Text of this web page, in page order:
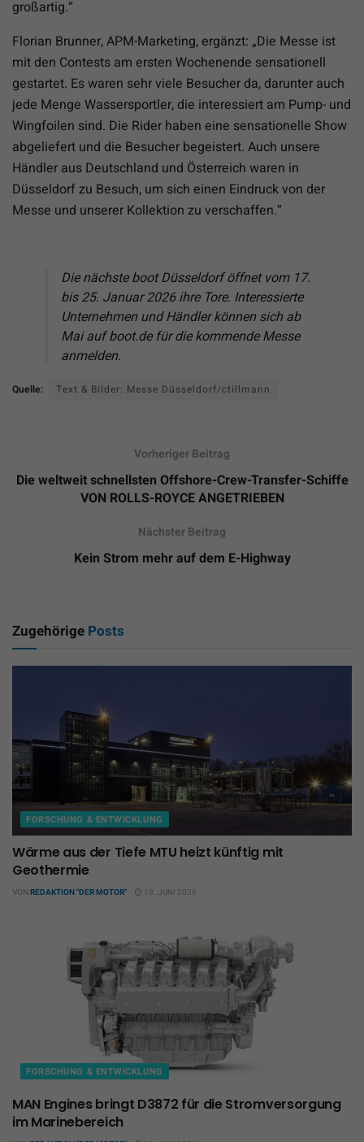
großartig.“
Florian Brunner, APM-Marketing, ergänzt: „Die Messe ist
mit den Contests am ersten Wochenende sensationell
gestartet. Es waren sehr viele Besucher da, darunter auch
jede Menge Wassersportler, die interessiert am Pump- und
Wingfoilen sind. Die Rider haben eine sensationelle Show
abgeliefert und die Besucher begeistert. Auch unsere
Händler aus Deutschland und Österreich waren in
Düsseldorf zu Besuch, um sich einen Eindruck von der
Messe und unserer Kollektion zu verschaffen.“
Die nächste boot Düsseldorf öffnet vom 17.
bis 25. Januar 2026 ihre Tore. Interessierte
Unternehmen und Händler können sich ab
Mai auf boot.de für die kommende Messe
anmelden.
Quelle: Text & Bilder: Messe Düsseldorf/ctillmann
Vorheriger Beitrag
Die weltweit schnellsten Offshore-Crew-Transfer-Schiffe
VON ROLLS-ROYCE ANGETRIEBEN
Nächster Beitrag
Kein Strom mehr auf dem E-Highway
Zugehörige Posts
FORSCHUNG & ENTWICKLUNG
Wärme aus der Tiefe MTU heizt künftig mit
Geothermie
VON REDAKTION "DER MOTOR" 18. JUNI 2026
FORSCHUNG & ENTWICKLUNG
MAN Engines bringt D3872 für die Stromversorgung
im Marinebereich